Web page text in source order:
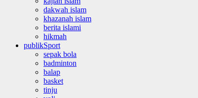
dakwah islam
khazanah islam
berita islami
hikmah
publikSport
sepak bola
badminton
balap
basket
tinju